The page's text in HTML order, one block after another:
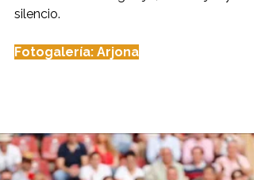
silencio.
Fotogalería: Arjona